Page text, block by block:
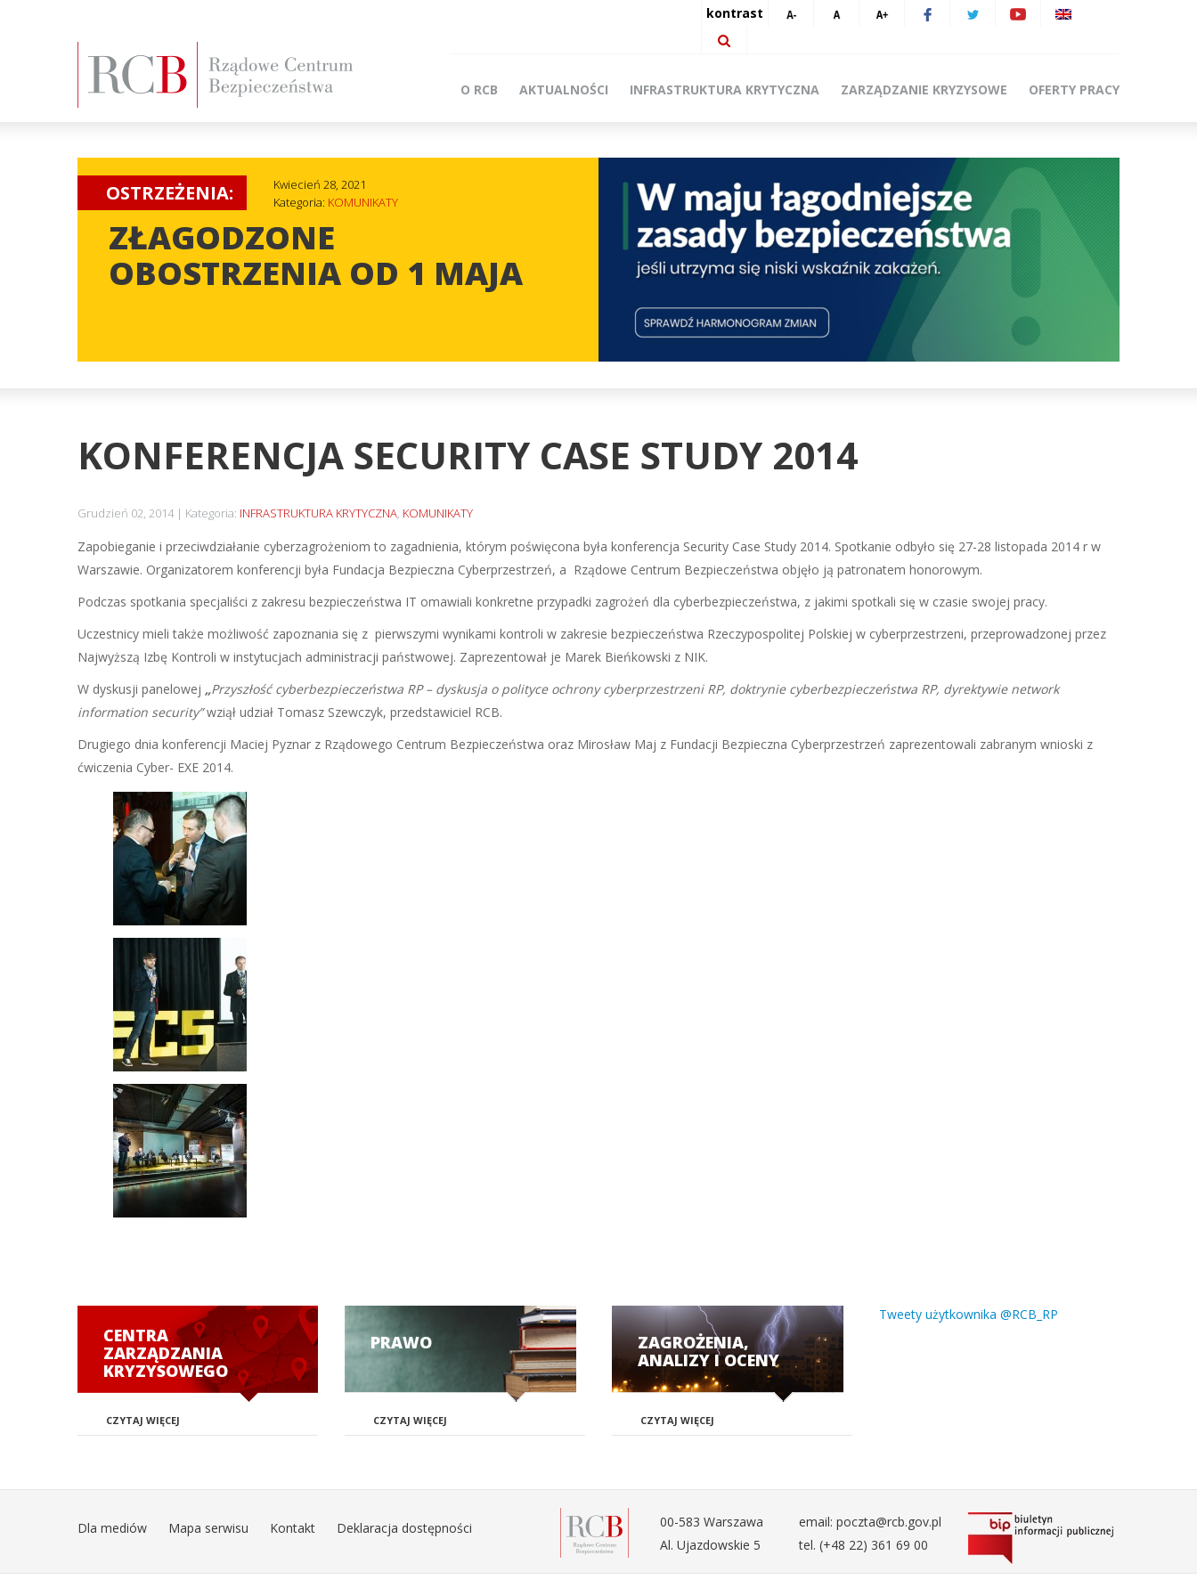
kontrast
O RCB AKTUALNOŚCI INFRASTRUKTURA KRYTYCZNA ZARZĄDZANIE KRYZYSOWE OFERTY PRACY
OSTRZEŻENIA:
Kwiecień 28, 2021
Kategoria: KOMUNIKATY
ZŁAGODZONE
OBOSTRZENIA OD 1 MAJA
KONFERENCJA SECURITY CASE STUDY 2014
Grudzień 02, 2014 Kategoria: INFRASTRUKTURA KRYTYCZNA, KOMUNIKATY
Zapobieganie i przeciwdziałanie cyberzagrożeniom to zagadnienia, którym poświęcona była konferencja Security Case Study 2014. Spotkanie odbyło się 27-28 listopada 2014 r w
Warszawie. Organizatorem konferencji była Fundacja Bezpieczna Cyberprzestrzeń, a Rządowe Centrum Bezpieczeństwa objęło ją patronatem honorowym.
Podczas spotkania specjaliści z zakresu bezpieczeństwa IT omawiali konkretne przypadki zagrożeń dla cyberbezpieczeństwa, z jakimi spotkali się w czasie swojej pracy.
Uczestnicy mieli także możliwość zapoznania się z pierwszymi wynikami kontroli w zakresie bezpieczeństwa Rzeczypospolitej Polskiej w cyberprzestrzeni, przeprowadzonej przez
Najwyższą Izbę Kontroli w instytucjach administracji państwowej. Zaprezentował je Marek Bieńkowski z NIK.
W dyskusji panelowej „Przyszłość cyberbezpieczeństwa RP – dyskusja o polityce ochrony cyberprzestrzeni RP, doktrynie cyberbezpieczeństwa RP, dyrektywie network
information security”wziął udział Tomasz Szewczyk, przedstawiciel RCB.
Drugiego dnia konferencji Maciej Pyznar z Rządowego Centrum Bezpieczeństwa oraz Mirosław Maj z Fundacji Bezpieczna Cyberprzestrzeń zaprezentowali zabranym wnioski z
ćwiczenia Cyber- EXE 2014.
CENTRA
ZARZĄDZANIA
KRYZYSOWEGO
CZYTAJ WIĘCEJ
PRAWO
CZYTAJ WIĘCEJ
ZAGROŻENIA,
ANALIZY I OCENY
CZYTAJ WIĘCEJ
Tweety użytkownika @RCB_RP
Dla mediów Mapa serwisu Kontakt Deklaracja dostępności
00-583 Warszawa
Al. Ujazdowskie 5
email: poczta@rcb.gov.pl
tel. (+48 22) 361 69 00